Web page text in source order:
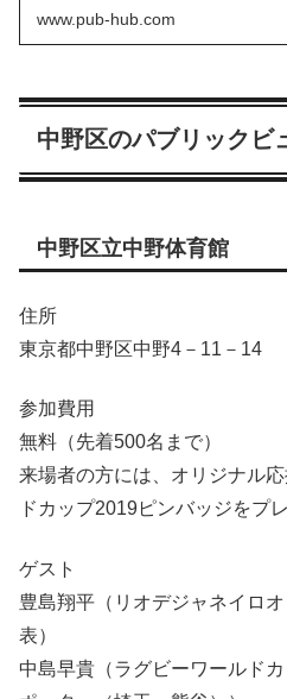
www.pub-hub.com
中野区のパブリックビ
中野区立中野体育館
住所
東京都中野区中野4－11－14
参加費用
無料（先着500名まで）
来場者の方には、オリジナル
ドカップ2019ピンバッジをプ
ゲスト
豊島翔平（リオデジャネイロ
表）
中島早貴（ラグビーワールド